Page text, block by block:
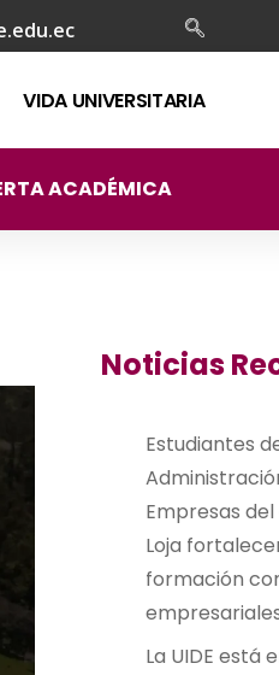
VIDA UNIVERSITARIA
ACADÉMICA
Noticias
Estudiantes
Empresas
Loja
formación
La UIDE está